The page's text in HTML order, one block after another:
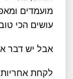
מועמדים
עושים הכי
אבל יש דבר
לקחת אחריות